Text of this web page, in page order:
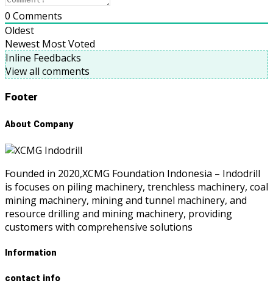
0 Comments
Oldest
Newest Most Voted
Inline Feedbacks
View all comments
Footer
About Company
Founded in 2020,XCMG Foundation Indonesia – Indodrill
is focuses on piling machinery, trenchless machinery, coal
mining machinery, mining and tunnel machinery, and
resource drilling and mining machinery, providing
customers with comprehensive solutions
Information
contact info